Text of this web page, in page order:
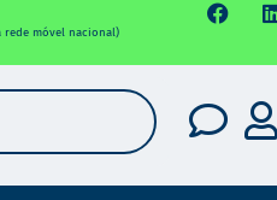
rede móvel nacional)